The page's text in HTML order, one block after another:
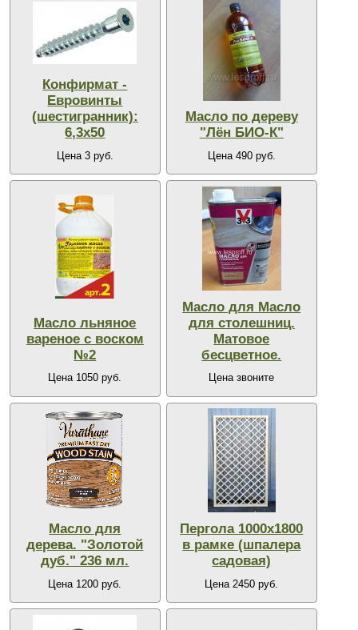
Конфирмат -
Евровинты
(шестигранник):
6,3х50
Цена 3 руб.
Масло по дереву
"Лён БИО-К"
Цена 490 руб.
Масло льняное
вареное с воском
№2
Цена 1050 руб.
Масло для Масло
для столешниц.
Матовое
бесцветное.
Цена звоните
Масло для
дерева. "Золотой
дуб." 236 мл.
Цена 1200 руб.
Пергола 1000х1800
в рамке (шпалера
садовая)
Цена 2450 руб.